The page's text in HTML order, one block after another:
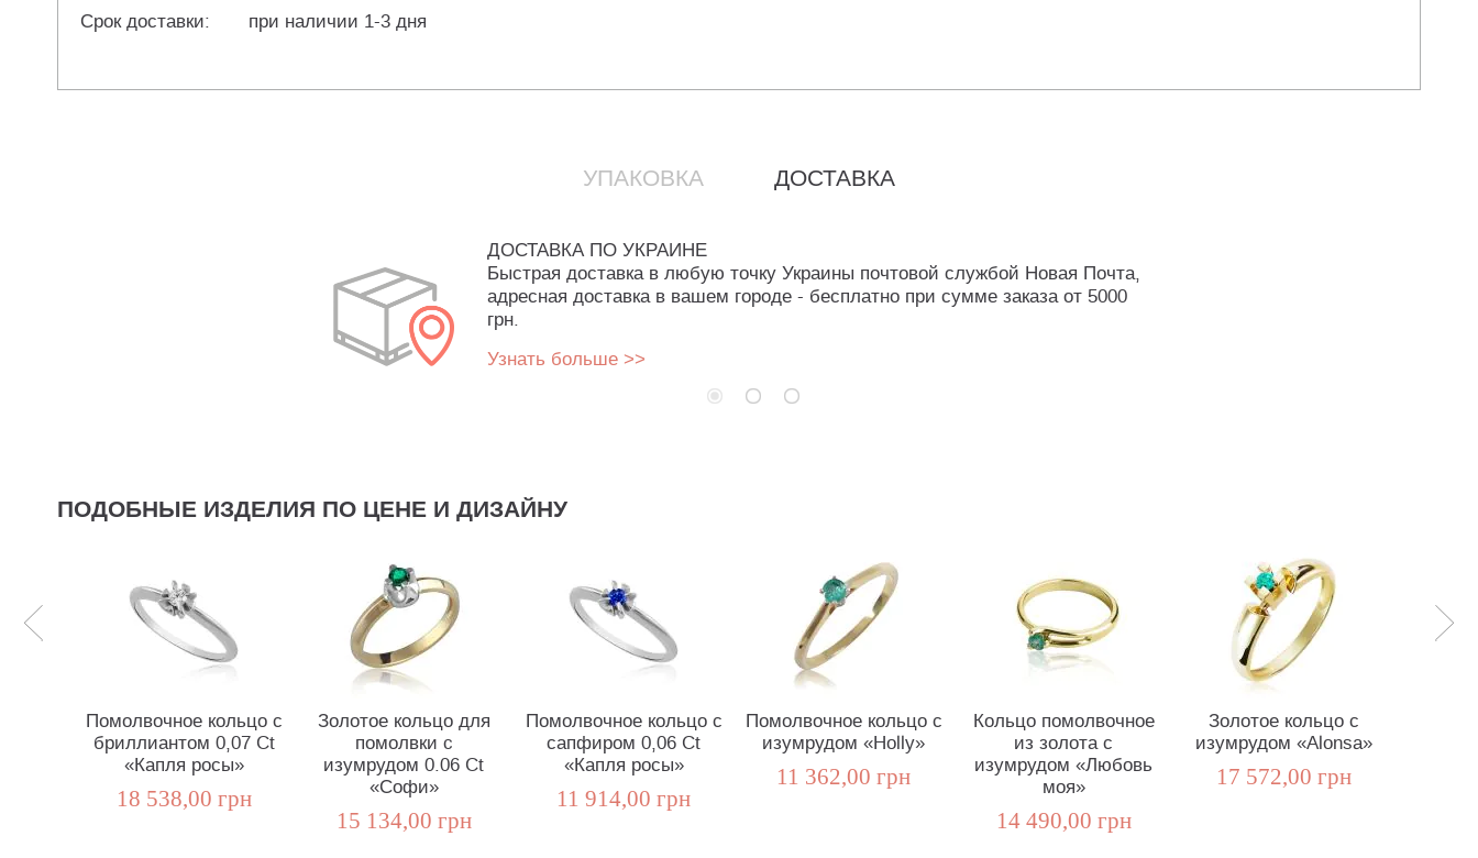
Срок доставки:
при наличии 1-3 дня
УПАКОВКА ДОСТАВКА
ДОСТАВКА ПО УКРАИНЕ
Быстрая доставка в любую точку Украины почтовой службой Новая Почта,
адресная доставка в вашем городе - бесплатно при сумме заказа от 5000
грн.
Узнать больше >>
ПОДОБНЫЕ ИЗДЕЛИЯ ПО ЦЕНЕ И ДИЗАЙНУ
Помолвочное кольцо с
бриллиантом 0,07 Ct
«Капля росы»
18 538,00 грн
Золотое кольцо для
помолвки c
изумрудом 0.06 Ct
«Софи»
15 134,00 грн
Помолвочное кольцо с
сапфиром 0,06 Ct
«Капля росы»
11 914,00 грн
Помолвочное кольцо с
изумрудом «Holly»
11 362,00 грн
Кольцо помолвочное
из золота с
изумрудом «Любовь
моя»
14 490,00 грн
Золотое кольцо с
изумрудом «Alonsa»
17 572,00 грн